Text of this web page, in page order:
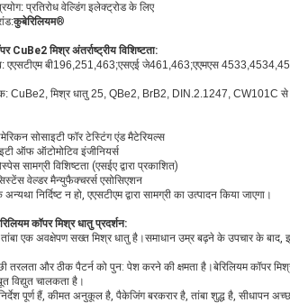
प्रतिरोध वेल्डिंग इलेक्ट्रोड के लिए
कुबेरिलियम®
CuBe2 मिश्र अंतर्राष्ट्रीय विशिष्टता:
एएसटीएम बी196,251,463;एसएई जे461,463;एएमएस
CuBe2, मिश्र धातु 25, QBe2, BrB2, DIN.2.1247, CW101C से
सोसाइटी फॉर टेस्टिंग एंड मैटेरियल्स
ऑफ ऑटोमोटिव इंजीनियर्स
सामग्री विशिष्टता (एसईए द्वारा प्रकाशित)
वेल्डर मैन्युफैक्चरर्स एसोसिएशन
निर्दिष्ट न हो, एएसटीएम द्वारा सामग्री का उत्पादन किया जाएगा।
कॉपर मिश्र धातु प्रदर्शन:
तांबा एक अवक्षेपण सख्त मिश्र धातु है।समाधान उम्र बढ़ने के उपचार के
तरलता और ठीक पैटर्न को पुन: पेश करने की क्षमता है।बेरिलियम कॉपर
विद्युत चालकता है।
पूर्ण हैं, कीमत अनुकूल है, पैकेजिंग बरकरार है, तांबा शुद्ध है, सीधापन